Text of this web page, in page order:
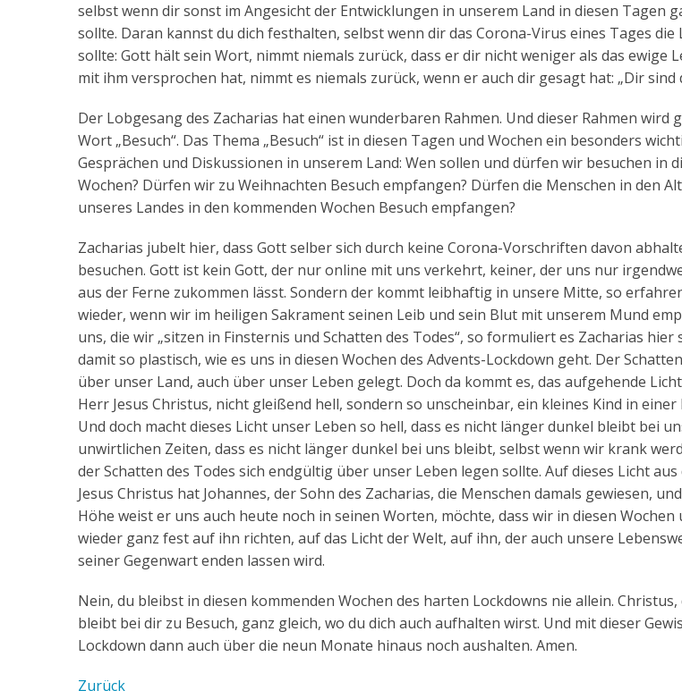
selbst wenn dir sonst im Angesicht der Entwicklungen in unserem Land in diesen Tagen
sollte. Daran kannst du dich festhalten, selbst wenn dir das Corona-Virus eines Tages
sollte: Gott hält sein Wort, nimmt niemals zurück, dass er dir nicht weniger als das ewige
mit ihm versprochen hat, nimmt es niemals zurück, wenn er auch dir gesagt hat: „Dir sind
Der Lobgesang des Zacharias hat einen wunderbaren Rahmen. Und dieser Rahmen wird
Wort „Besuch“. Das Thema „Besuch“ ist in diesen Tagen und Wochen ein besonders
Gesprächen und Diskussionen in unserem Land: Wen sollen und dürfen wir besuchen in
Wochen? Dürfen wir zu Weihnachten Besuch empfangen? Dürfen die Menschen in den
unseres Landes in den kommenden Wochen Besuch empfangen?
Zacharias jubelt hier, dass Gott selber sich durch keine Corona-Vorschriften davon
besuchen. Gott ist kein Gott, der nur online mit uns verkehrt, keiner, der uns nur
aus der Ferne zukommen lässt. Sondern der kommt leibhaftig in unsere Mitte, so
wieder, wenn wir im heiligen Sakrament seinen Leib und sein Blut mit unserem Mund
uns, die wir „sitzen in Finsternis und Schatten des Todes“, so formuliert es Zacharias
damit so plastisch, wie es uns in diesen Wochen des Advents-Lockdown geht. Der
über unser Land, auch über unser Leben gelegt. Doch da kommt es, das aufgehende
Herr Jesus Christus, nicht gleißend hell, sondern so unscheinbar, ein kleines Kind in
Und doch macht dieses Licht unser Leben so hell, dass es nicht länger dunkel bleibt bei
unwirtlichen Zeiten, dass es nicht länger dunkel bei uns bleibt, selbst wenn wir krank
der Schatten des Todes sich endgültig über unser Leben legen sollte. Auf dieses Licht
Jesus Christus hat Johannes, der Sohn des Zacharias, die Menschen damals gewiesen,
Höhe weist er uns auch heute noch in seinen Worten, möchte, dass wir in diesen
wieder ganz fest auf ihn richten, auf das Licht der Welt, auf ihn, der auch unsere
seiner Gegenwart enden lassen wird.
Nein, du bleibst in diesen kommenden Wochen des harten Lockdowns nie allein.
bleibt bei dir zu Besuch, ganz gleich, wo du dich auch aufhalten wirst. Und mit dieser
Lockdown dann auch über die neun Monate hinaus noch aushalten. Amen.
Zurück